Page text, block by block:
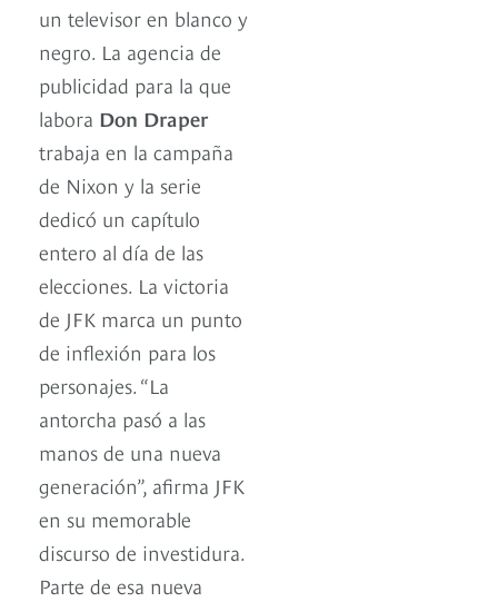
un televisor en blanco y
negro. La agencia de
publicidad para la que
labora Don Draper
trabaja en la campaña
de Nixon y la serie
dedicó un capítulo
entero al día de las
elecciones. La victoria
de JFK marca un punto
de inflexión para los
personajes. “La
antorcha pasó a las
manos de una nueva
generación”, afirma JFK
en su memorable
discurso de investidura.
Parte de esa nueva